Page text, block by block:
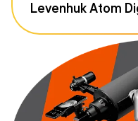
Levenhuk Atom